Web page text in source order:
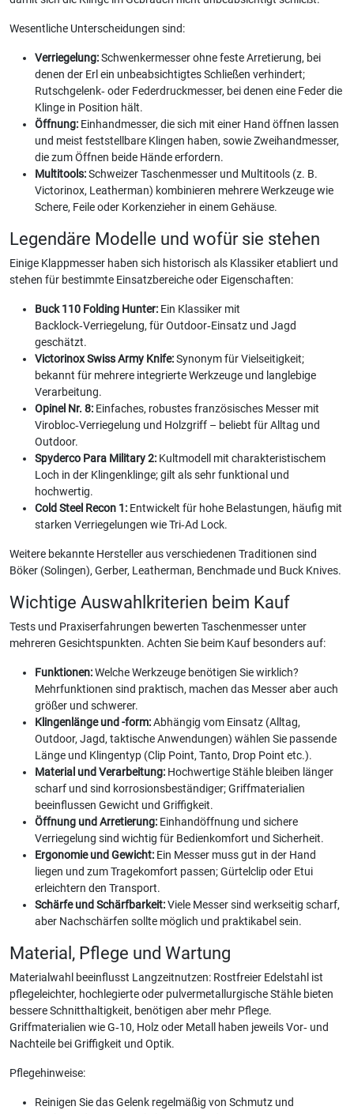
Wesentliche Unterscheidungen sind:
Verriegelung:Schwenkermesser ohne feste Arretierung, bei
denen der Erl ein unbeabsichtigtes Schließen verhindert;
Rutschgelenk‑ oder Federdruckmesser, bei denen eine Feder die
Klinge in Position hält.
Öffnung: Einhandmesser, die sich mit einer Hand öffnen lassen
und meist feststellbare Klingen haben, sowie Zweihandmesser,
die zum Öffnen beide Hände erfordern.
Multitools:Schweizer Taschenmesser und Multitools (z. B.
Victorinox, Leatherman) kombinieren mehrere Werkzeuge wie
Schere, Feile oder Korkenzieher in einem Gehäuse.
Legendäre Modelle und wofür sie stehen
Einige Klappmesser haben sich historisch als Klassiker etabliert und
stehen für bestimmte Einsatzbereiche oder Eigenschaften:
Buck 110 Folding Hunter: Ein Klassiker mit
Backlock‑Verriegelung, für Outdoor‑Einsatz und Jagd
geschätzt.
Victorinox Swiss Army Knife:Synonym für Vielseitigkeit;
bekannt für mehrere integrierte Werkzeuge und langlebige
Verarbeitung.
Opinel Nr. 8: Einfaches, robustes französisches Messer mit
Virobloc‑Verriegelung und Holzgriff – beliebt für Alltag und
Outdoor.
Spyderco Para Military 2: Kultmodell mit charakteristischem
Loch in der Klingenklinge; gilt als sehr funktional und
hochwertig.
Cold Steel Recon 1: Entwickelt für hohe Belastungen, häufig mit
starken Verriegelungen wie Tri‑Ad Lock.
Weitere bekannte Hersteller aus verschiedenen Traditionen sind
Böker (Solingen), Gerber, Leatherman, Benchmade und Buck Knives.
Wichtige Auswahlkriterien beim Kauf
Tests und Praxiserfahrungen bewerten Taschenmesser unter
mehreren Gesichtspunkten. Achten Sie beim Kauf besonders auf:
Funktionen:Welche Werkzeuge benötigen Sie wirklich?
Mehrfunktionen sind praktisch, machen das Messer aber auch
größer und schwerer.
Klingenlänge und -form:Abhängig vom Einsatz (Alltag,
Outdoor, Jagd, taktische Anwendungen) wählen Sie passende
Länge und Klingentyp (Clip Point, Tanto, Drop Point etc.).
Material und Verarbeitung: Hochwertige Stähle bleiben länger
scharf und sind korrosionsbeständiger; Griffmaterialien
beeinflussen Gewicht und Griffigkeit.
Öffnung und Arretierung: Einhandöffnung und sichere
Verriegelung sind wichtig für Bedienkomfort und Sicherheit.
Ergonomie und Gewicht: Ein Messer muss gut in der Hand
liegen und zum Tragekomfort passen; Gürtelclip oder Etui
erleichtern den Transport.
Schärfe und Schärfbarkeit:Viele Messer sind werkseitig scharf,
aber Nachschärfen sollte möglich und praktikabel sein.
Material, Pflege und Wartung
Materialwahl beeinflusst Langzeitnutzen: Rostfreier Edelstahl ist
pflegeleichter, hochlegierte oder pulvermetallurgische Stähle bieten
bessere Schnitthaltigkeit, benötigen aber mehr Pflege.
Griffmaterialien wie G‑10, Holz oder Metall haben jeweils Vor‑ und
Nachteile bei Griffigkeit und Optik.
Pflegehinweise:
Reinigen Sie das Gelenk regelmäßig von Schmutz und